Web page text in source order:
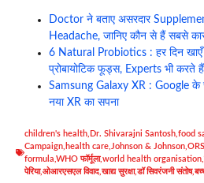
Doctor ने बताए असरदार
Headache, जानिए कौन से हैं सबसे
6 Natural Probiotics : हर दिन
प्रोबायोटिक फूड्स, Experts भी करते
Samsung Galaxy XR : Google के
नया XR का सपना
children's health Dr. Shivarajni Santosh food
Campaign health care Johnson & Johnson
formula WHO फॉर्मूला,world health organisation,
पेरिया,ओआरएसएल विवाद,खाद्य सुरक्षा,डॉ सिवरंजनी संतोष,